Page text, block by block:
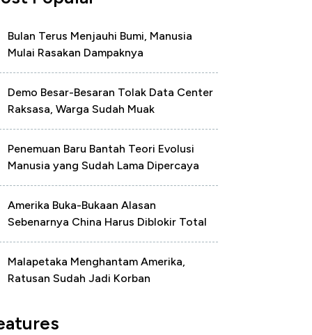
Bulan Terus Menjauhi Bumi, Manusia
Mulai Rasakan Dampaknya
Demo Besar-Besaran Tolak Data Center
Raksasa, Warga Sudah Muak
Penemuan Baru Bantah Teori Evolusi
Manusia yang Sudah Lama Dipercaya
Amerika Buka-Bukaan Alasan
Sebenarnya China Harus Diblokir Total
Malapetaka Menghantam Amerika,
Ratusan Sudah Jadi Korban